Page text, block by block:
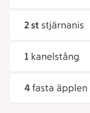
2 st stjärnanis
1 kanelstång
4 fasta äpplen